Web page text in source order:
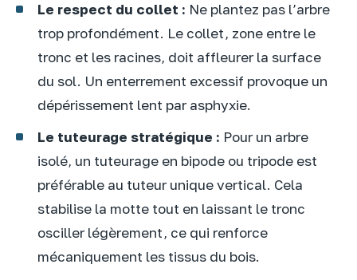
Le respect du collet : Ne plantez pas l’arbre
trop profondément. Le collet, zone entre le
tronc et les racines, doit affleurer la surface
du sol. Un enterrement excessif provoque un
dépérissement lent par asphyxie.
Le tuteurage stratégique : Pour un arbre
isolé, un tuteurage en bipode ou tripode est
préférable au tuteur unique vertical. Cela
stabilise la motte tout en laissant le tronc
osciller légèrement, ce qui renforce
mécaniquement les tissus du bois.